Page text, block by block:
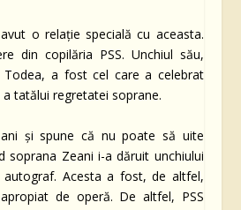
o relație specială cu aceasta.
din copilăria PSS. Unchiul său,
Todea, a fost cel care a celebrat
tatălui regretatei soprane.
și spune că nu poate să uite
soprana Zeani i-a dăruit unchiului
Acesta a fost, de altfel,
de operă. De altfel, PSS